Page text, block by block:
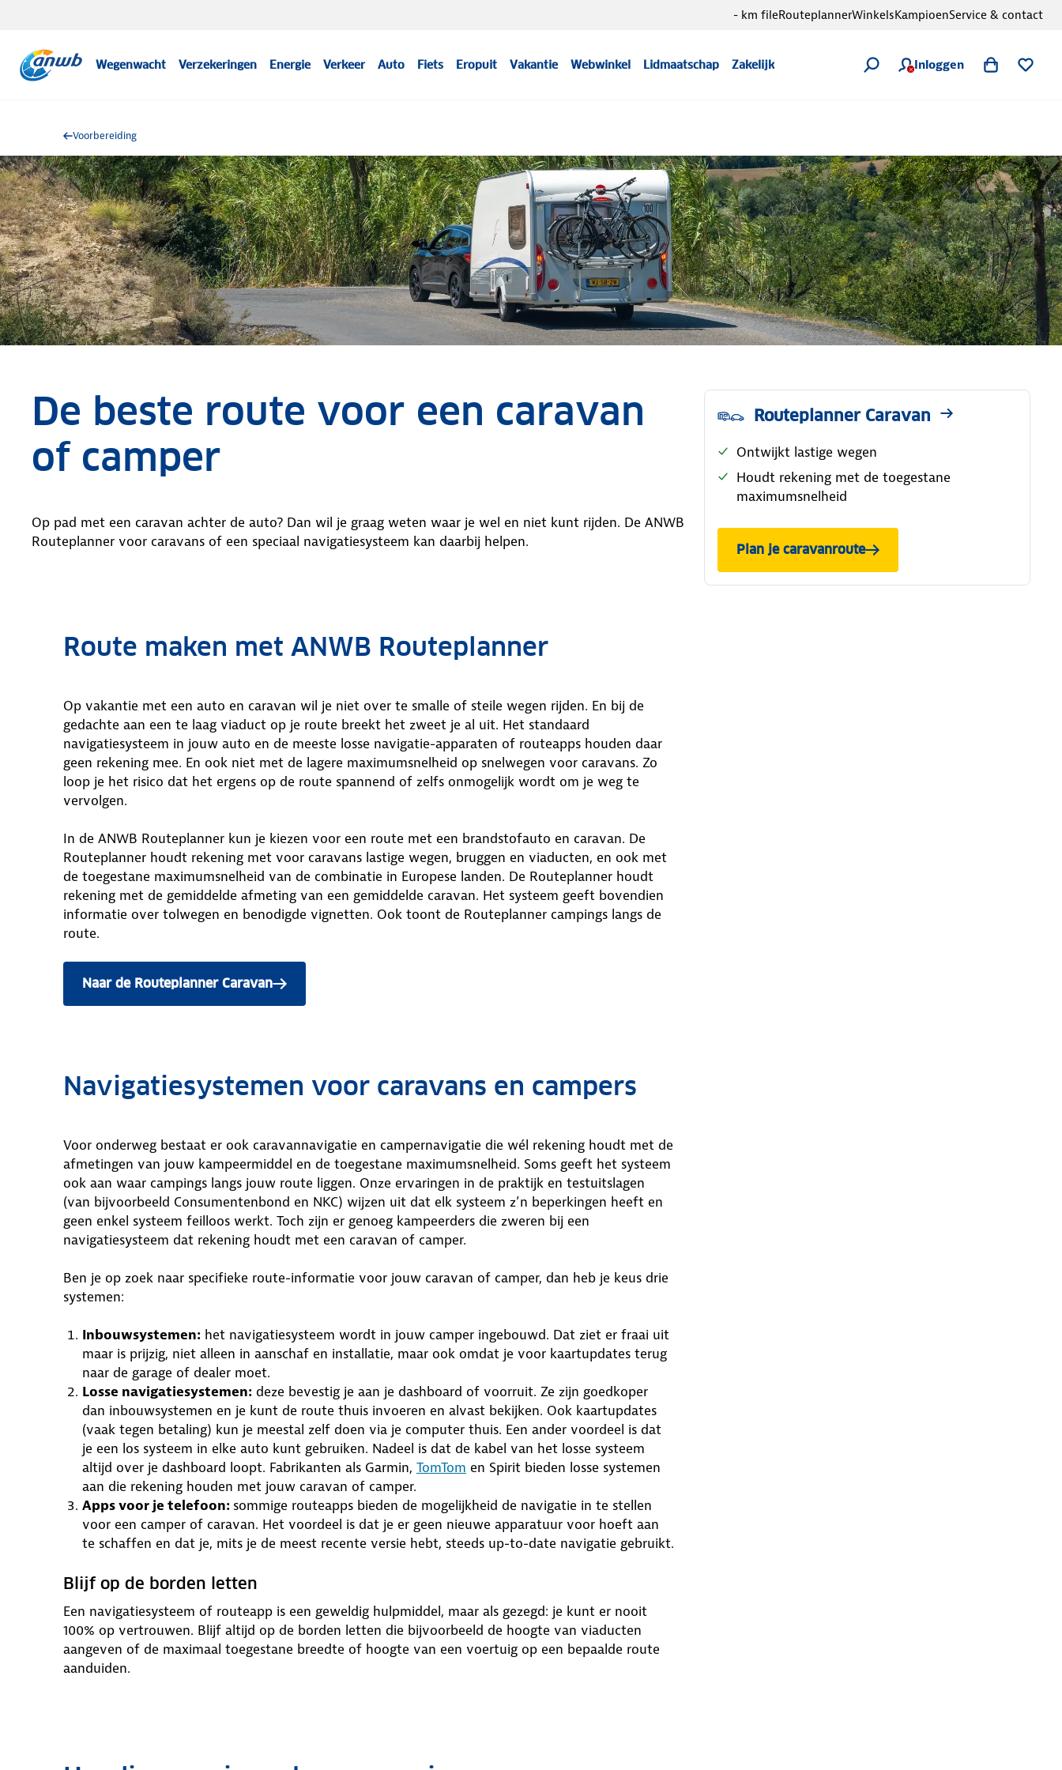
Wegenwacht Verzekeringen Energie Verkeer Auto Fiets Eropuit Vakantie Webwinkel Lidmaatschap Zakelijk Inloggen
- km fileRouteplannerWinkelsKampioenService & contact
Voorbereiding
De beste route voor een caravan
of camper
Op pad met een caravan achter de auto? Dan wil je graag weten waar je wel en niet kunt rijden. De ANWB
Routeplanner voor caravans of een speciaal navigatiesysteem kan daarbij helpen.
Routeplanner Caravan
Ontwijkt lastige wegen
Houdt rekening met de toegestane
maximumsnelheid
Plan je caravanroute
Route maken met ANWB Routeplanner
Op vakantie met een auto en caravan wil je niet over te smalle of steile wegen rijden. En bij de
gedachte aan een te laag viaduct op je route breekt het zweet je al uit. Het standaard
navigatiesysteem in jouw auto en de meeste losse navigatie-apparaten of routeapps houden daar
geen rekening mee. En ook niet met de lagere maximumsnelheid op snelwegen voor caravans. Zo
loop je het risico dat het ergens op de route spannend of zelfs onmogelijk wordt om je weg te
vervolgen.
In de ANWB Routeplanner kun je kiezen voor een route met een brandstofauto en caravan. De
Routeplanner houdt rekening met voor caravans lastige wegen, bruggen en viaducten, en ook met
de toegestane maximumsnelheid van de combinatie in Europese landen. De Routeplanner houdt
rekening met de gemiddelde afmeting van een gemiddelde caravan. Het systeem geeft bovendien
informatie over tolwegen en benodigde vignetten. Ook toont de Routeplanner campings langs de
route.
Naar de Routeplanner Caravan
Navigatiesystemen voor caravans en campers
Voor onderweg bestaat er ook caravannavigatie en campernavigatie die wél rekening houdt met de
afmetingen van jouw kampeermiddel en de toegestane maximumsnelheid. Soms geeft het systeem
ook aan waar campings langs jouw route liggen. Onze ervaringen in de praktijk en testuitslagen
(van bijvoorbeeld Consumentenbond en NKC) wijzen uit dat elk systeem z’n beperkingen heeft en
geen enkel systeem feilloos werkt. Toch zijn er genoeg kampeerders die zweren bij een
navigatiesysteem dat rekening houdt met een caravan of camper.
Ben je op zoek naar specifieke route-informatie voor jouw caravan of camper, dan heb je keus drie
systemen:
Inbouwsystemen: het navigatiesysteem wordt in jouw camper ingebouwd. Dat ziet er fraai uit
maar is prijzig, niet alleen in aanschaf en installatie, maar ook omdat je voor kaartupdates terug
naar de garage of dealer moet.
Losse navigatiesystemen: deze bevestig je aan je dashboard of voorruit. Ze zijn goedkoper
dan inbouwsystemen en je kunt de route thuis invoeren en alvast bekijken. Ook kaartupdates
(vaak tegen betaling) kun je meestal zelf doen via je computer thuis. Een ander voordeel is dat
je een los systeem in elke auto kunt gebruiken. Nadeel is dat de kabel van het losse systeem
altijd over je dashboard loopt. Fabrikanten als Garmin, TomTom en Spirit bieden losse systemen
aan die rekening houden met jouw caravan of camper.
Apps voor je telefoon: sommige routeapps bieden de mogelijkheid de navigatie in te stellen
voor een camper of caravan. Het voordeel is dat je er geen nieuwe apparatuur voor hoeft aan
te schaffen en dat je, mits je de meest recente versie hebt, steeds up-to-date navigatie gebruikt.
Blijf op de borden letten
Een navigatiesysteem of routeapp is een geweldig hulpmiddel, maar als gezegd: je kunt er nooit
100% op vertrouwen. Blijf altijd op de borden letten die bijvoorbeeld de hoogte van viaducten
aangeven of de maximaal toegestane breedte of hoogte van een voertuig op een bepaalde route
aanduiden.